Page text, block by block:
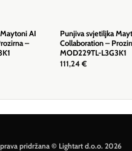
AI
–
Punjiva svjetiljka
Collaboration –
MOD229TL-L3G3K1
111,24 €
pridržana © Lightart d.o.o. 2026